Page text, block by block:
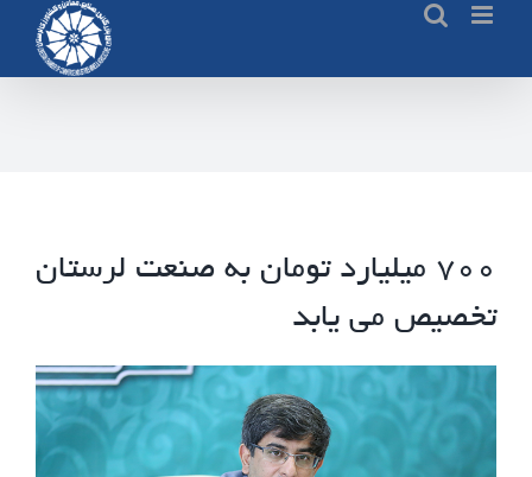
content
۷۰۰ میلیارد تومان به صنعت لرستان
تخصیص می یابد